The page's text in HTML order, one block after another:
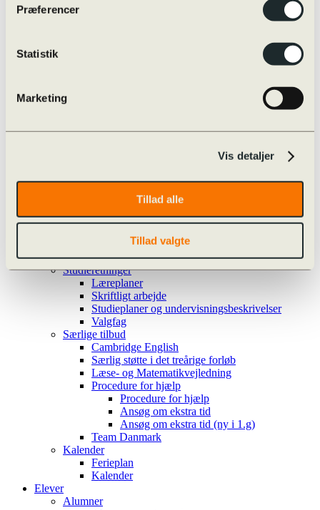
Præferencer
Statistik
Marketing
Vis detaljer
Tillad alle
Tillad valgte
Internationalt
Studierejser
Udvekslingselever
Evaluering
Nøgletal
Snyd og sanktioner
Strategiplan
Studieretninger
Læreplaner
Skriftligt arbejde
Studieplaner og undervisningsbeskrivelser
Valgfag
Særlige tilbud
Cambridge English
Særlig støtte i det treårige forløb
Læse- og Matematikvejledning
Procedure for hjælp
Procedure for hjælp
Ansøg om ekstra tid
Ansøg om ekstra tid (ny i 1.g)
Team Danmark
Kalender
Ferieplan
Kalender
Elever
Alumner